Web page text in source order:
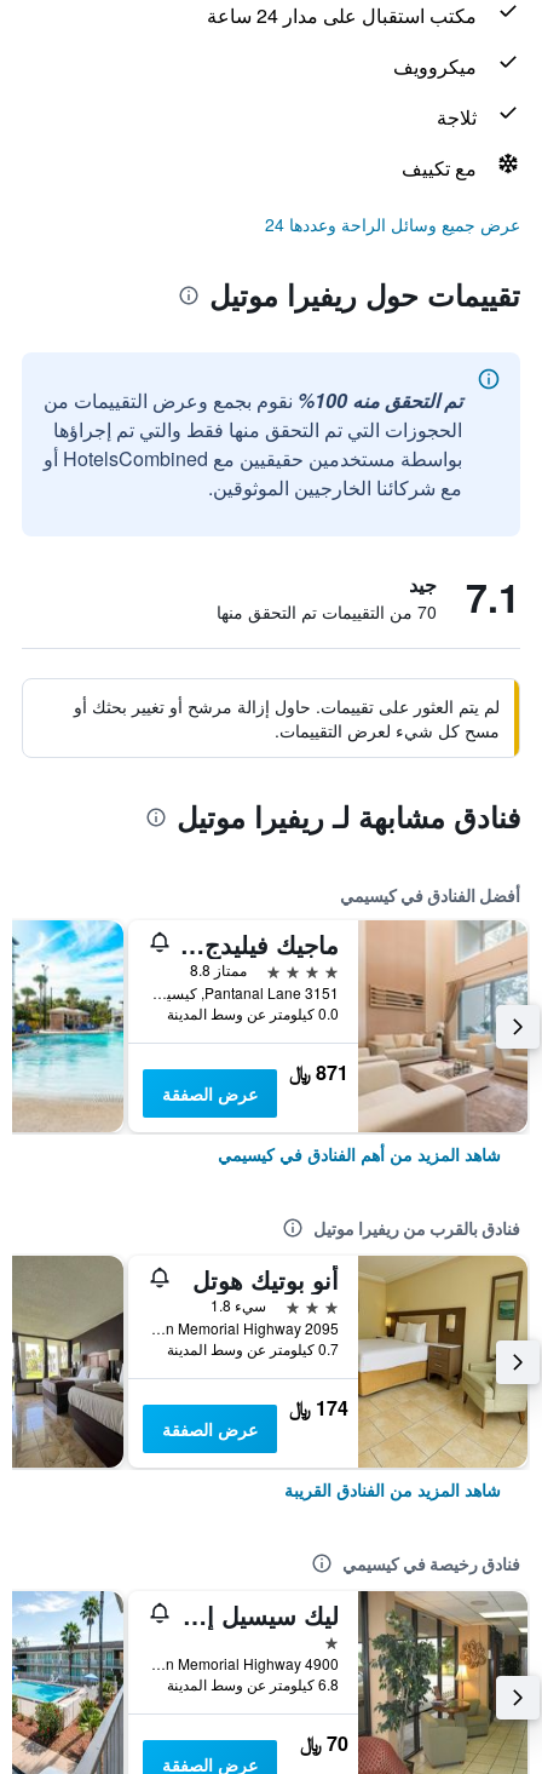
مكتب استقبال على مدار 24 ساعة
ميكروويف
ثلاجة
مع تكييف
عرض جميع وسائل الراحة وعددها 24
تقييمات حول ريفيرا موتيل
تم التحقق منه 100%
نقوم بجمع وعرض التقييمات من
الحجوزات التي تم التحقق منها فقط والتي تم إجراؤها
بواسطة مستخدمين حقيقيين مع HotelsCombined أو
مع شركائنا الخارجيين الموثوقين.
7.1 جيد
70 من التقييمات تم التحقق منها
لم يتم العثور على تقييمات. حاول إزالة مرشح أو تغيير بحثك أو
مسح كل شيء لعرض التقييمات.
فنادق مشابهة لـ ريفيرا موتيل
أفضل الفنادق في كيسيمي
ماجيك فيليدج ياردز، تريدمارك كوليكشن باي ويندام
4 نجوم
ممتاز 8.8
3151 Pantanal Lane, كيسيمي, FL, الولايات المتحدة الأميريكية
0.0 كيلومتر عن وسط المدينة
871 ﷼
عرض الصفقة
شاهد المزيد من أهم الفنادق في كيسيمي
فنادق بالقرب من ريفيرا موتيل
أنو بوتيك هوتل
3 نجوم
سيء 1.8
2095 East Irlo Bronson Memorial Highway, كيسيمي, FL, الولايات المتحدة الأميريكية
0.7 كيلومتر عن وسط المدينة
174 ﷼
عرض الصفقة
شاهد المزيد من الفنادق القريبة
فنادق رخيصة في كيسيمي
ليك سيسيل إن آند سويتس
نجمة واحدة
4900 West Irlo Bronson Memorial Highway, كيسيمي, FL, الولايات المتحدة الأميريكية
6.8 كيلومتر عن وسط المدينة
70 ﷼
عرض الصفقة